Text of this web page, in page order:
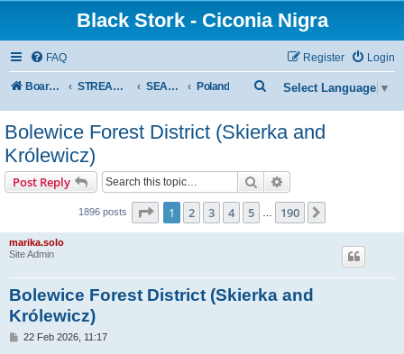
Black Stork - Ciconia Nigra
FAQ Login
Register
Board index STREAMED NESTS OF BLACK STORKS SEASON 2026 Poland Select Language ▼
e
a
c
Bolewice Forest District (Skierka and
Królewicz)
Post Reply Search
1896 posts Page 1of 190
1 2 3 4 5 190
marika.solo
Site Admin
Bolewice Forest District (Skierka and
Królewicz)
P22 Feb 2026, 11:17